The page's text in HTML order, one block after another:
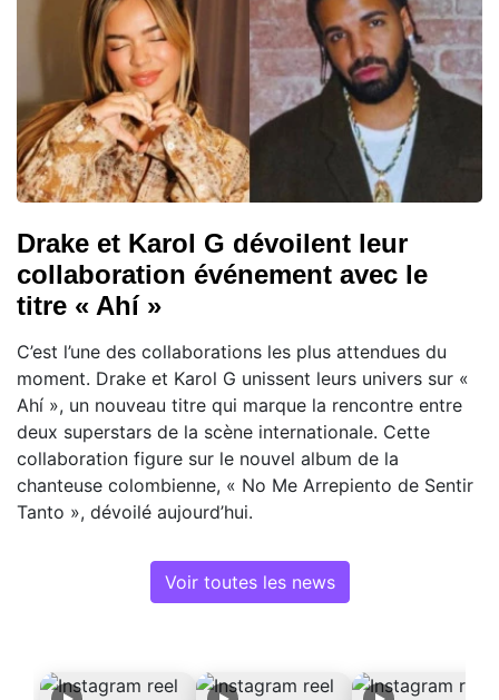
Drake et Karol G dévoilent leur
collaboration événement avec le
titre « Ahí »
C’est l’une des collaborations les plus attendues du
moment. Drake et Karol G unissent leurs univers sur «
Ahí », un nouveau titre qui marque la rencontre entre
deux superstars de la scène internationale. Cette
collaboration figure sur le nouvel album de la
chanteuse colombienne, « No Me Arrepiento de Sentir
Tanto », dévoilé aujourd’hui.
Voir toutes les news